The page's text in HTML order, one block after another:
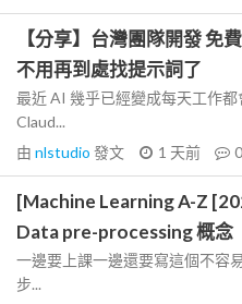
【分享】台灣團隊開發 免
不用再到處找提示詞了
最近 AI 幾乎已經變成每天工作
Claud...
由 nlstudio 發文 1 天前 0
[Machine Learning A-Z
Data pre-processing 概念
一邊要上課一邊還要寫這個不容
步...